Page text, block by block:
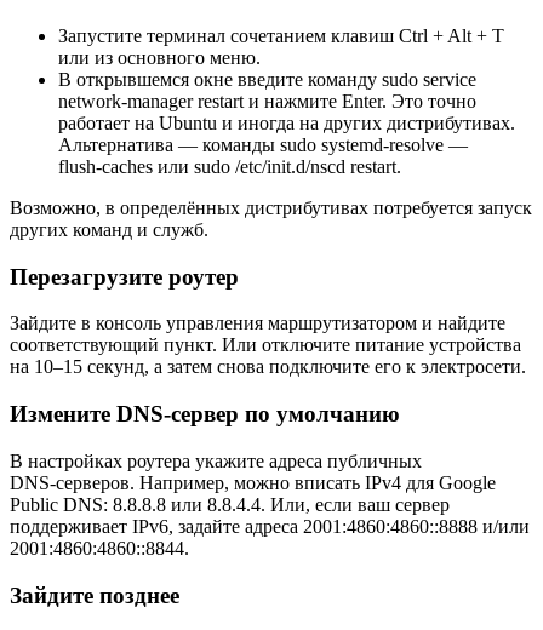
Запустите терминал сочетанием клавиш Ctrl + Alt + T
или из основного меню.
В открывшемся окне введите команду sudo service
network‑manager restart и нажмите Enter. Это точно
работает на Ubuntu и иногда на других дистрибутивах.
Альтернатива — команды sudo systemd‑resolve —
flush‑caches или sudo /etc/init.d/nscd restart.
Возможно, в определённых дистрибутивах потребуется запуск
других команд и служб.
Перезагрузите роутер
Зайдите в консоль управления маршрутизатором и найдите
соответствующий пункт. Или отключите питание устройства
на 10–15 секунд, а затем снова подключите его к электросети.
Измените DNS‑сервер по умолчанию
В настройках роутера укажите адреса публичных
DNS‑серверов. Например, можно вписать IPv4 для Google
Public DNS: 8.8.8.8 или 8.8.4.4. Или, если ваш сервер
поддерживает IPv6, задайте адреса 2001:4860:4860::8888 и/или
2001:4860:4860::8844.
Зайдите позднее